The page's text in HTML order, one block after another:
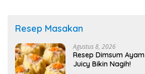
Resep Masakan
Agustus 8, 2026
Resep Dimsum
Juicy Bikin Nagih!